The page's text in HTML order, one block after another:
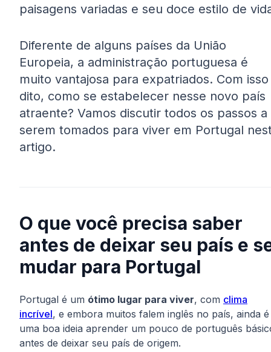
paisagens variadas e seu doce estilo de
Diferente de alguns países da União
Europeia, a administração portuguesa é
muito vantajosa para expatriados. Com isso
dito, como se estabelecer nesse novo país
atraente? Vamos discutir todos os passos a
serem tomados para viver em Portugal
artigo.
O que você precisa saber
antes de deixar seu país e
mudar para Portugal
Portugal é um ótimo lugar para viver, com clima
incrível, e embora muitos falem inglês no país, ainda é
uma boa ideia aprender um pouco de português
antes de deixar seu país de origem.